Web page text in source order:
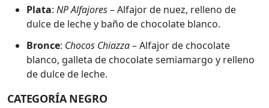
Plata: NP Alfajores– Alfajor de nuez, relleno de
dulce de leche y baño de chocolate blanco.
Bronce: Chocos Chiazza– Alfajor de chocolate
blanco, galleta de chocolate semiamargo y relleno
de dulce de leche.
CATEGORÍA NEGRO